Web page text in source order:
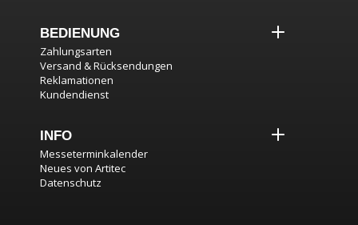
BEDIENUNG
Zahlungsarten
Versand & Rücksendungen
Reklamationen
Kundendienst
INFO
Messeterminkalender
Neues von Artitec
Datenschutz